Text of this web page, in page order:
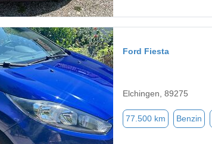
Ford Fiesta
Elchingen, 89275
77.500 km Benzin